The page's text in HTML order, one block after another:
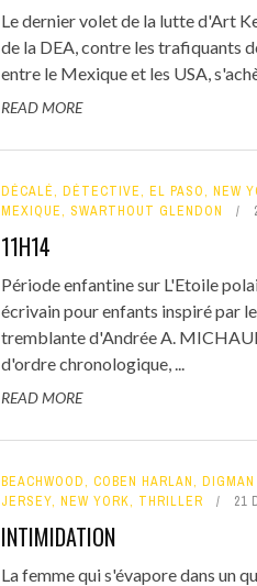
Le dernier volet de la lutte d'Art
de la DEA, contre les trafiquants
entre le Mexique et les USA,
READ MORE
DÉCALÉ, DÉTECTIVE, EL PASO, NEW
MEXIQUE, SWARTHOUT GLENDON
11H14
Période enfantine sur L'Etoile
écrivain pour enfants inspiré par
tremblante d'Andrée A.
d'ordre chronologique, ...
READ MORE
BEACHWOOD, COBEN HARLAN,
JERSEY, NEW YORK, THRILLER 21
INTIMIDATION
La femme qui s'évapore dans un